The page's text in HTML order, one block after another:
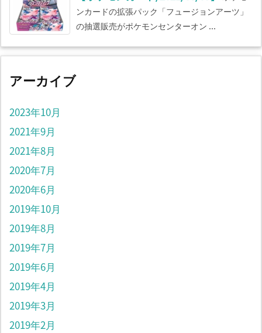
ンカードの拡張パック「フュージョンアーツ」
の抽選販売がポケモンセンターオン ...
アーカイブ
2023年10月
2021年9月
2021年8月
2020年7月
2020年6月
2019年10月
2019年8月
2019年7月
2019年6月
2019年4月
2019年3月
2019年2月